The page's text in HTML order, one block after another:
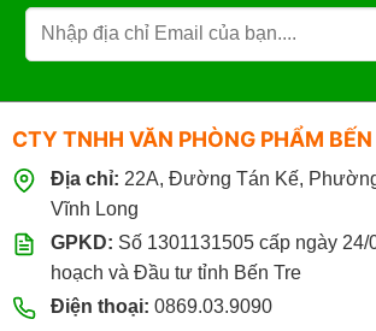
CTY TNHH VĂN PHÒNG PHẨM BẾN
Địa chỉ: 22A, Đường Tán Kế,
Vĩnh Long
GPKD: Số 1301131505 cấp ngày
hoạch và Đầu tư tỉnh Bến Tre
Điện thoại: 0869.03.9090